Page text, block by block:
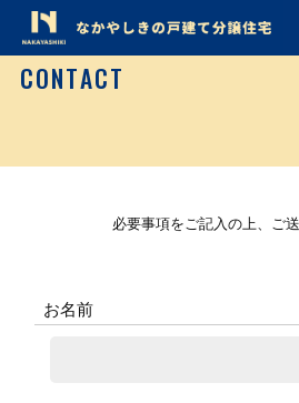
CONTACT
必要事項をご記入の上、ご送
お名前